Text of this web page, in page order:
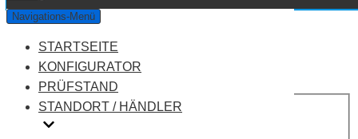
Navigations-Menü
STARTSEITE
KONFIGURATOR
PRÜFSTAND
STANDORT / HÄNDLER
Alpina B3 S 3.5 i
Leistung:400 PS
Drehmoment: 540 NM
Motortyp:Benziner
PREIS
AUF ANFRAGE